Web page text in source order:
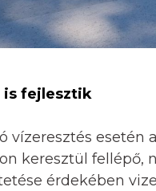
is fejlesztik
vízeresztés esetén
keresztül fellépő,
érdekében